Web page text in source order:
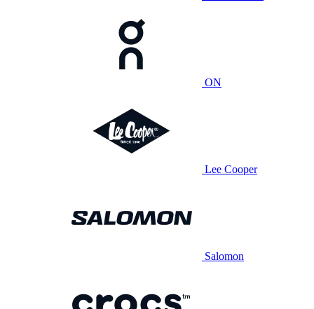
ON
Lee Cooper
Salomon